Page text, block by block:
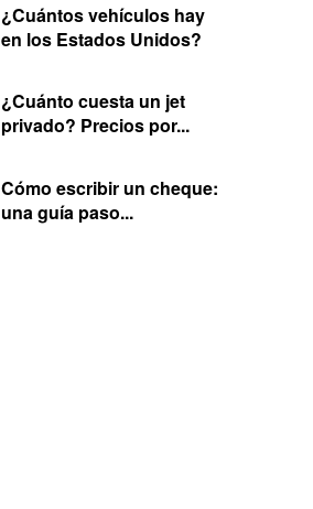
¿Cuántos vehículos hay
en los Estados Unidos?
¿Cuánto cuesta un jet
privado? Precios por...
Cómo escribir un cheque:
una guía paso...